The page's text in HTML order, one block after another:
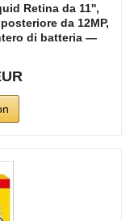
Retina da 11'',
da 12MP,
di batteria —